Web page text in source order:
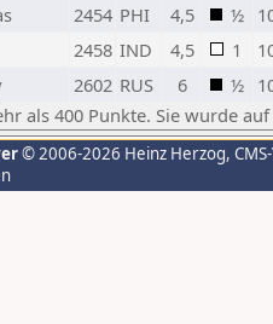
2454 PHI 4,5 ½
2458 IND 4,5 1
2602 RUS 6 ½
als 400 Punkte. Sie wurde
© 2006-2026 Heinz Herzog,